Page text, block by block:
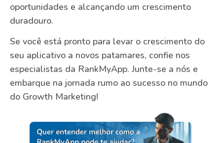
oportunidades e alcançando um crescimento
duradouro.
Se você está pronto para levar o crescimento do
seu aplicativo a novos patamares, confie nos
especialistas da RankMyApp. Junte-se a nós e
embarque na jornada rumo ao sucesso no mundo
do Growth Marketing!